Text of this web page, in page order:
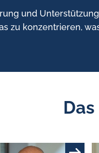
und
zu konzentrieren,